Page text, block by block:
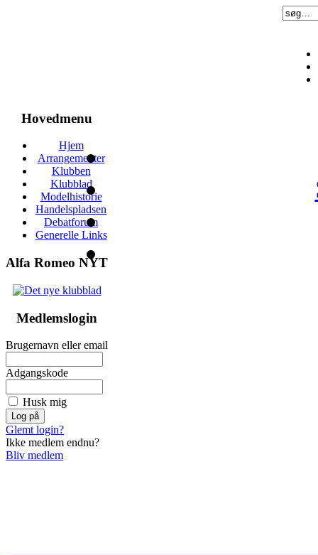
Hovedmenu
Hjem
Arrangementer
Klubben
Klubblad
Modelhistorie
Handelspladsen
Debatforum
Generelle Links
Alfa Romeo NYT
Medlemslogin
Brugernavn eller email
Adgangskode
Husk mig
Glemt login?
Ikke medlem endnu?
Bliv medlem